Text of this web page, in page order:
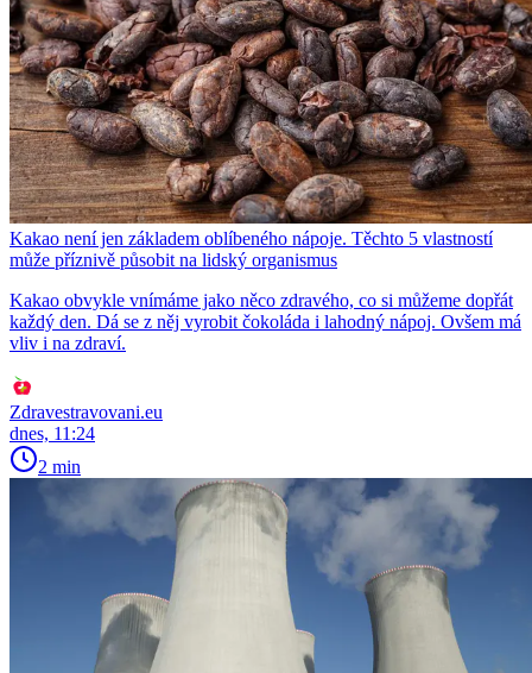
Kakao není jen základem oblíbeného nápoje. Těchto 5 vlastností
může příznivě působit na lidský organismus
Kakao obvykle vnímáme jako něco zdravého, co si můžeme dopřát
každý den. Dá se z něj vyrobit čokoláda i lahodný nápoj. Ovšem má
vliv i na zdraví.
Zdravestravovani.eu
dnes, 11:24
2 min